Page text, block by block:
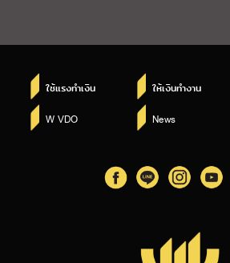
ใช้แรงทำเงิน ให้เงินทำงาน
W VDO News